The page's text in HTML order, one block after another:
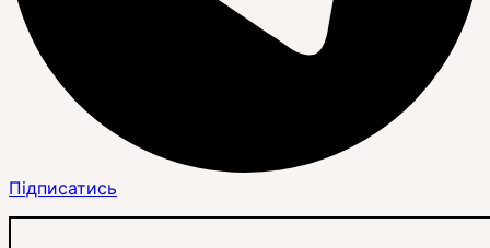
Підписатись